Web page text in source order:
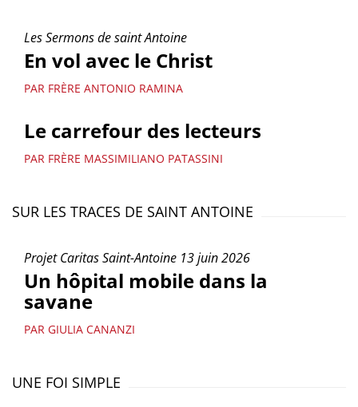
Les Sermons de saint Antoine
En vol avec le Christ
PAR FRÈRE ANTONIO RAMINA
Le carrefour des lecteurs
PAR FRÈRE MASSIMILIANO PATASSINI
SUR LES TRACES DE SAINT ANTOINE
Projet Caritas Saint-Antoine 13 juin 2026
Un hôpital mobile dans la
savane
PAR GIULIA CANANZI
UNE FOI SIMPLE